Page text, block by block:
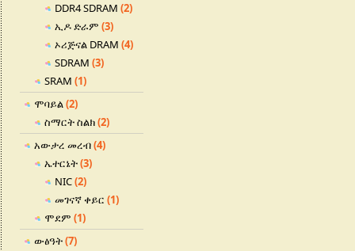
DDR4 SDRAM (2)
ኢዶ ድራም (3)
ኦሪጅናል DRAM (4)
SDRAM (3)
SRAM (1)
ሞባይል(2)
ስማርት ስልክ(2)
አውታረ መረብ(4)
ኤተርኔት(3)
NIC(2)
መገናኛ ቀይር (1)
ሞደም (1)
ውፅዓት(7)